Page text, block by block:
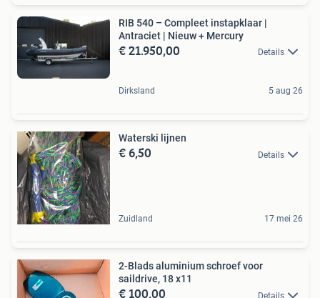
RIB 540 – Compleet instapklaar |
Antraciet | Nieuw + Mercury
€ 21.950,00 Details
Dirksland 5 aug 26
Waterski lijnen
€ 6,50 Details
Zuidland 17 mei 26
2-Blads aluminium schroef voor
saildrive, 18 x11
€ 100,00 Details